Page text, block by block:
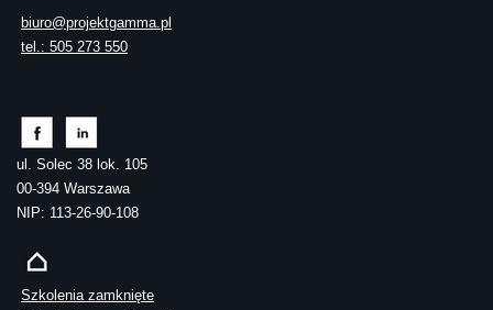
biuro@projektgamma.pl
tel.: 505 273 550
ul. Solec 38 lok. 105
00-394 Warszawa
NIP: 113-26-90-108
Szkolenia zamknięte